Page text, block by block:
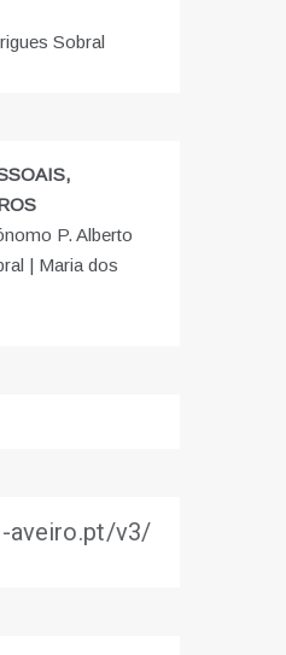
Sobral
P. Alberto
| Maria dos
aveiro.pt/v3/